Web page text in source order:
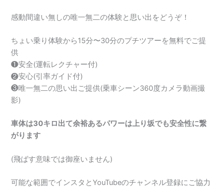
感動間違い無しの唯一無二の体験と思い出をどうぞ！
ちょい乗り体験から15分〜30分のプチツアーを無料でご提
供
❶安全(運転レクチャー付)
❷安心(引率ガイド付)
❸唯一無二の思い出ご提供(乗車シーン360度カメラ動画撮
影)
車体は30キロ出て余裕あるパワーは上り坂でも安全性に繋
がります
(飛ばす意味では御座いません)
可能な範囲でインスタとYouTubeのチャンネル登録にご協力